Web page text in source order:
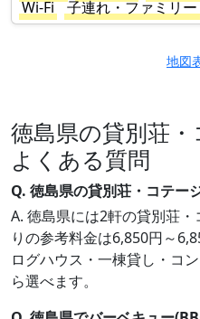
Wi-Fi 子連れ・ファミリー
地図
徳島県の貸別荘
よくある質問
Q. 徳島県の貸別荘・コテー
A. 徳島県には2軒の貸別荘
りの参考料金は6,850円～
ログハウス・一棟貸し・コ
ら選べます。